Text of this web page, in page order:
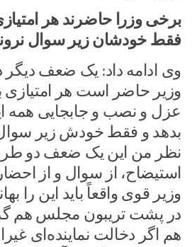
برخی وزرا حاضرند هر
فقط خودشان زیر سوال
وی ادامه داد: یک ضعف
وزیر حاضر است هر امتیازی
عزل و نصب و جابجایی همه
بدهد و فقط خودش زیر سوال
نظر من این یک ضعف دو
استیضاح، از سوال و از
وزیر قوی واقعاً باید این را
در پشت تریبون مجلس هم
هم اگر دخالت نماینده‌ای